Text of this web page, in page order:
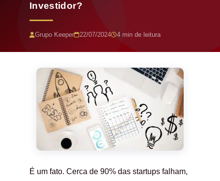
Investidor?
Grupo Keeper 22/07/2024 4 min de leitura
É um fato. Cerca de 90% das startups falham,